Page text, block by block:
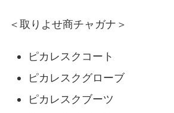
＜取りよせ商チャガナ＞
ピカレスクコート
ピカレスクグローブ
ピカレスクブーツ